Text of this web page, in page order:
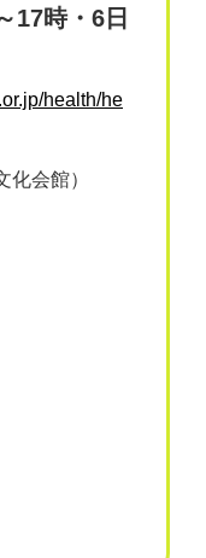
17時・6日
health/he
会館）